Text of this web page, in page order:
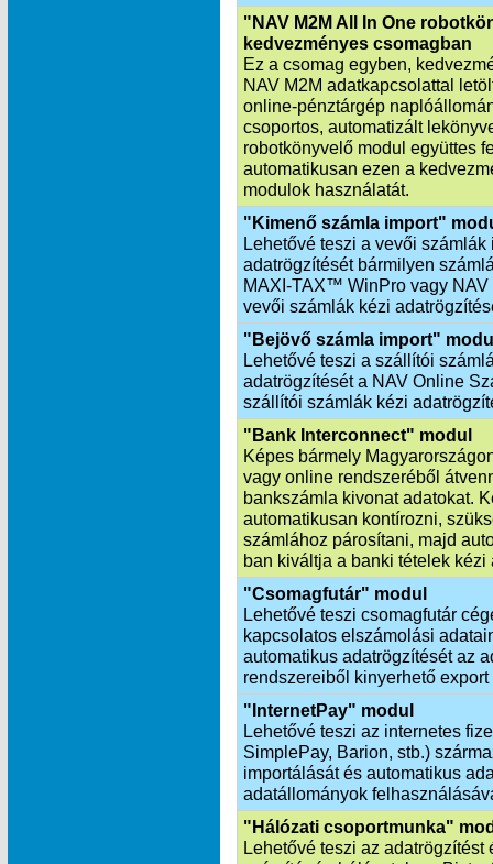
"NAV M2M All In One
kedvezményes csomagban
Ez a csomag egyben,
NAV M2M adatkapcsolattal
online-pénztárgép
csoportos, automatizált
robotkönyvelő modul együttes
automatikusan ezen a
modulok használatát.
"Kimenő számla import"
Lehetővé teszi a vevői
adatrögzítését bármilyen
MAXI‑TAX™ WinPro vagy
vevői számlák kézi
"Bejövő számla import"
Lehetővé teszi a szállítói
adatrögzítését a NAV Online
szállítói számlák kézi
"Bank Interconnect" modul
Képes bármely
vagy online rendszeréből
bankszámla kivonat adatokat.
automatikusan kontírozni,
számlához párosítani, majd
ban kiváltja a banki tételek kézi
"Csomagfutár" modul
Lehetővé teszi csomagfutár
kapcsolatos elszámolási
automatikus adatrögzítését az
rendszereiből kinyerhető
"InternetPay" modul
Lehetővé teszi az internetes
SimplePay, Barion, stb.)
importálását és automatikus
adatállományok
"Hálózati csoportmunka"
Lehetővé teszi az